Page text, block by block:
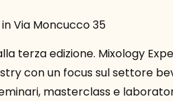
in Via Moncucco 35
terza edizione. Mixology
con un focus sul settore
masterclass e